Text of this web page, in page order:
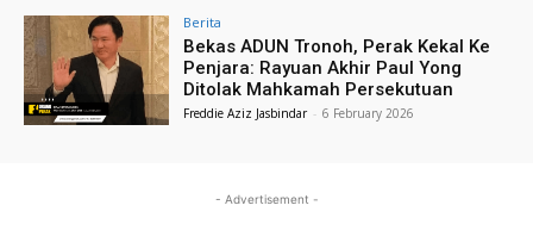
Berita
Bekas ADUN Tronoh, Perak Kekal Ke
Penjara: Rayuan Akhir Paul Yong
Ditolak Mahkamah Persekutuan
Freddie Aziz Jasbindar - 6 February 2026
- Advertisement -